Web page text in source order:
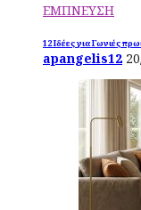
ΕΜΠΝΕΥΣΗ
12 Ιδέες για Γωνιές
apangelis12